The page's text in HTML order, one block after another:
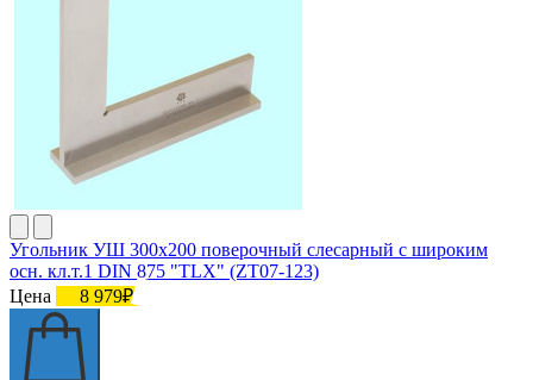
Угольник УШ 300х200 поверочный слесарный с широким
осн. кл.т.1 DIN 875 "TLX" (ZT07-123)
Цена
8 979₽